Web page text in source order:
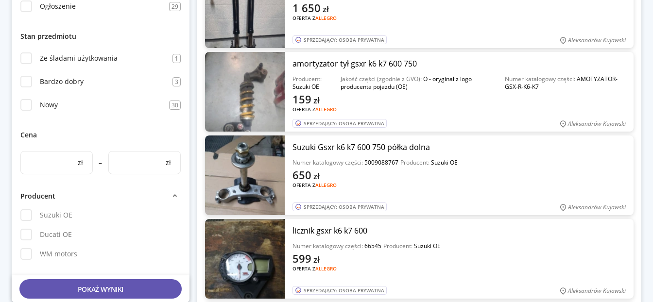
Ogłoszenie 29
Stan przedmiotu
Ze śladami użytkowania 1
Bardzo dobry 3
Nowy 30
Cena
zł – zł
Producent
Suzuki OE
Ducati OE
WM motors
POKAŻ WYNIKI
OFERTA ZALLEGRO
1 650 zł
SPRZEDAJĄCY: OSOBA PRYWATNA Aleksandrów Kujawski
amortyzator tył gsxr k6 k7 600 750
Producent:
Suzuki OE
Jakość części (zgodnie z GVO):O - oryginał z logo
producenta pojazdu (OE)
Numer katalogowy części:AMOTYZATOR-
GSX-R-K6-K7
OFERTA ZALLEGRO
159 zł
SPRZEDAJĄCY: OSOBA PRYWATNA Aleksandrów Kujawski
Suzuki Gsxr k6 k7 600 750 półka dolna
Numer katalogowy części:5009088767 Producent:Suzuki OE
OFERTA ZALLEGRO
650 zł
SPRZEDAJĄCY: OSOBA PRYWATNA Aleksandrów Kujawski
licznik gsxr k6 k7 600
Numer katalogowy części:66545 Producent:Suzuki OE
OFERTA ZALLEGRO
599 zł
SPRZEDAJĄCY: OSOBA PRYWATNA Aleksandrów Kujawski